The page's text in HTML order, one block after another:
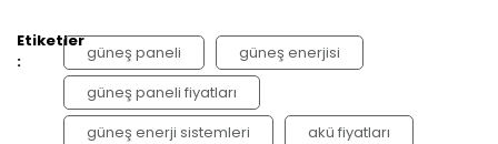
Etiketler
:
güneş paneli
güneş enerjisi
güneş paneli fiyatları
güneş enerji sistemleri
akü fiyatları